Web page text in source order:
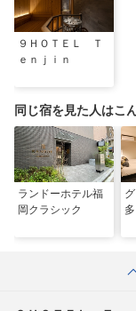
９ＨＯＴＥＬ Ｔ
ｅｎｊｉｎ
同じ宿を見た人はこ
ランドーホテル福
岡クラシック
多